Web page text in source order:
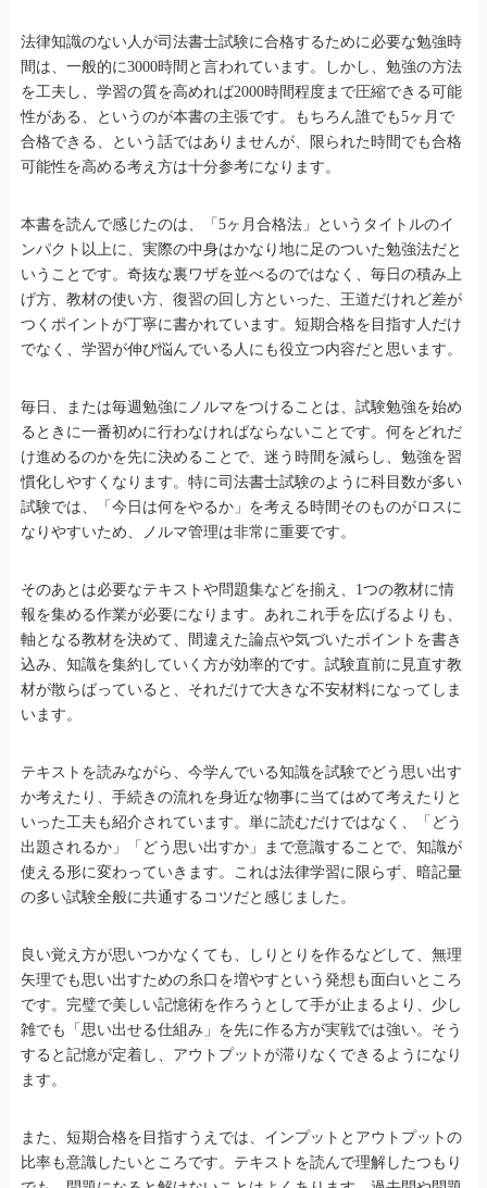
法律知識のない人が司法書士試験に合格するために必要な勉強時
間は、一般的に3000時間と言われています。しかし、勉強の方法
を工夫し、学習の質を高めれば2000時間程度まで圧縮できる可能
性がある、というのが本書の主張です。もちろん誰でも5ヶ月で
合格できる、という話ではありませんが、限られた時間でも合格
可能性を高める考え方は十分参考になります。
本書を読んで感じたのは、「5ヶ月合格法」というタイトルのイ
ンパクト以上に、実際の中身はかなり地に足のついた勉強法だと
いうことです。奇抜な裏ワザを並べるのではなく、毎日の積み上
げ方、教材の使い方、復習の回し方といった、王道だけれど差が
つくポイントが丁寧に書かれています。短期合格を目指す人だけ
でなく、学習が伸び悩んでいる人にも役立つ内容だと思います。
毎日、または毎週勉強にノルマをつけることは、試験勉強を始め
るときに一番初めに行わなければならないことです。何をどれだ
け進めるのかを先に決めることで、迷う時間を減らし、勉強を習
慣化しやすくなります。特に司法書士試験のように科目数が多い
試験では、「今日は何をやるか」を考える時間そのものがロスに
なりやすいため、ノルマ管理は非常に重要です。
そのあとは必要なテキストや問題集などを揃え、1つの教材に情
報を集める作業が必要になります。あれこれ手を広げるよりも、
軸となる教材を決めて、間違えた論点や気づいたポイントを書き
込み、知識を集約していく方が効率的です。試験直前に見直す教
材が散らばっていると、それだけで大きな不安材料になってしま
います。
テキストを読みながら、今学んでいる知識を試験でどう思い出す
か考えたり、手続きの流れを身近な物事に当てはめて考えたりと
いった工夫も紹介されています。単に読むだけではなく、「どう
出題されるか」「どう思い出すか」まで意識することで、知識が
使える形に変わっていきます。これは法律学習に限らず、暗記量
の多い試験全般に共通するコツだと感じました。
良い覚え方が思いつかなくても、しりとりを作るなどして、無理
矢理でも思い出すための糸口を増やすという発想も面白いところ
です。完璧で美しい記憶術を作ろうとして手が止まるより、少し
雑でも「思い出せる仕組み」を先に作る方が実戦では強い。そう
すると記憶が定着し、アウトプットが滞りなくできるようになり
ます。
また、短期合格を目指すうえでは、インプットとアウトプットの
比率も意識したいところです。テキストを読んで理解したつもり